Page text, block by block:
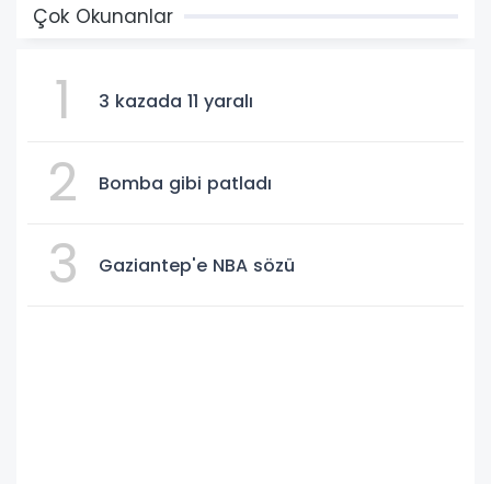
Çok Okunanlar
1 3 kazada 11 yaralı
2 Bomba gibi patladı
3 Gaziantep'e NBA sözü